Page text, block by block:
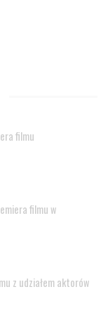
filmu
filmu w
z udziałem aktorów